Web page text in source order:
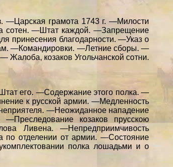
—Царская грамота 1743 г. —Милости
сотен. —Штат каждой. —Запрещение
принесения благодарности. —Указ о
—Командировки. —Летние сборы. —
Жалоба, козаков Угольчанской сотни.
его. —Содержание этого полка. —
к русской армии. —Медленность
—Неожиданное нападение
козаков прусскою
Ливена. —Непредприимчивость
по отделении от армии. —Состояние
полка лошадьми и о